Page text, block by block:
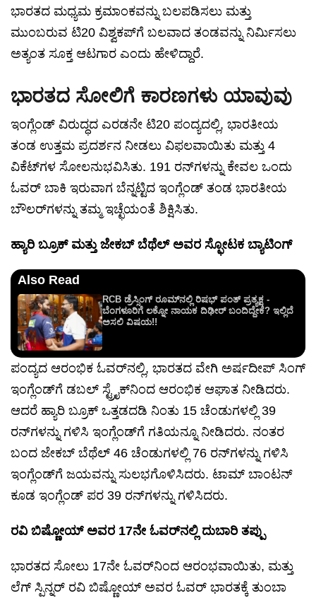
ಭಾರತದ ಮಧ್ಯಮ ಕ್ರಮಾಂಕವನ್ನು ಬಲಪಡಿಸಲು ಮತ್ತು
ಮುಂಬರುವ ಟಿ20 ವಿಶ್ವಕಪ್‌ಗೆ ಬಲವಾದ ತಂಡವನ್ನು ನಿರ್ಮಿಸಲು
ಅತ್ಯಂತ ಸೂಕ್ತ ಆಟಗಾರ ಎಂದು ಹೇಳಿದ್ದಾರೆ.
ಭಾರತದ ಸೋಲಿಗೆ ಕಾರಣಗಳು ಯಾವುವು
ಇಂಗ್ಲೆಂಡ್ ವಿರುದ್ಧದ ಎರಡನೇ ಟಿ20 ಪಂದ್ಯದಲ್ಲಿ, ಭಾರತೀಯ
ತಂಡ ಉತ್ತಮ ಪ್ರದರ್ಶನ ನೀಡಲು ವಿಫಲವಾಯಿತು ಮತ್ತು 4
ವಿಕೆಟ್‌ಗಳ ಸೋಲನುಭವಿಸಿತು. 191 ರನ್‌ಗಳನ್ನು ಕೇವಲ ಒಂದು
ಓವರ್ ಬಾಕಿ ಇರುವಾಗ ಬೆನ್ನಟ್ಟಿದ ಇಂಗ್ಲೆಂಡ್ ತಂಡ ಭಾರತೀಯ
ಬೌಲರ್‌ಗಳನ್ನು ತಮ್ಮ ಇಚ್ಛೆಯಂತೆ ಶಿಕ್ಷಿಸಿತು.
ಹ್ಯಾರಿ ಬ್ರೂಕ್ ಮತ್ತು ಜೇಕಬ್ ಬೆಥೆಲ್ ಅವರ ಸ್ಫೋಟಕ ಬ್ಯಾಟಿಂಗ್
Also Read
RCB ಡ್ರೆಸ್ಸಿಂಗ್‌ ರೂಮ್‌ನಲ್ಲಿ ರಿಷಭ್‌ ಪಂತ್‌ ಪ್ರತ್ಯಕ್ಷ -
ಬೆಂಗಳೂರಿಗೆ ಲಕ್ನೋ ನಾಯಕ ದಿಢೀರ್ ಬಂದಿದ್ದೇಕೆ? ಇಲ್ಲಿದೆ
ಅಸಲಿ ವಿಷಯ!!
ಪಂದ್ಯದ ಆರಂಭಿಕ ಓವರ್‌ನಲ್ಲಿ, ಭಾರತದ ವೇಗಿ ಅರ್ಷದೀಪ್ ಸಿಂಗ್
ಇಂಗ್ಲೆಂಡ್‌ಗೆ ಡಬಲ್ ಸ್ಟ್ರೈಕ್‌ನಿಂದ ಆರಂಭಿಕ ಆಘಾತ ನೀಡಿದರು.
ಆದರೆ ಹ್ಯಾರಿ ಬ್ರೂಕ್ ಒತ್ತಡದಡಿ ನಿಂತು 15 ಚೆಂಡುಗಳಲ್ಲಿ 39
ರನ್‌ಗಳನ್ನು ಗಳಿಸಿ ಇಂಗ್ಲೆಂಡ್‌ಗೆ ಗತಿಯನ್ನೂ ನೀಡಿದರು. ನಂತರ
ಬಂದ ಜೇಕಬ್ ಬೆಥೆಲ್ 46 ಚೆಂಡುಗಳಲ್ಲಿ 76 ರನ್‌ಗಳನ್ನು ಗಳಿಸಿ
ಇಂಗ್ಲೆಂಡ್‌ಗೆ ಜಯವನ್ನು ಸುಲಭಗೊಳಿಸಿದರು. ಟಾಮ್ ಬಾಂಟನ್
ಕೂಡ ಇಂಗ್ಲೆಂಡ್ ಪರ 39 ರನ್‌ಗಳನ್ನು ಗಳಿಸಿದರು.
ರವಿ ಬಿಷ್ಣೋಯ್ ಅವರ 17ನೇ ಓವರ್‌ನಲ್ಲಿ ದುಬಾರಿ ತಪ್ಪು
ಭಾರತದ ಸೋಲು 17ನೇ ಓವರ್‌ನಿಂದ ಆರಂಭವಾಯಿತು, ಮತ್ತು
ಲೆಗ್ ಸ್ಪಿನ್ನರ್ ರವಿ ಬಿಷ್ಣೋಯ್ ಅವರ ಓವರ್ ಭಾರತಕ್ಕೆ ತುಂಬಾ